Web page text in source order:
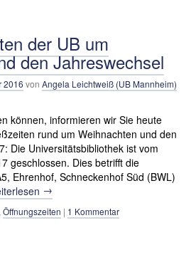
der UB um
den Jahreswechsel
2016 von Angela Leichtweiß (UB Mannheim)
können, informieren wir Sie heute
rund um Weihnachten und den
Die Universitätsbibliothek ist vom
geschlossen. Dies betrifft die
Ehrenhof, Schneckenhof Süd (BWL)
→
Öffnungszeiten | 1 Kommentar